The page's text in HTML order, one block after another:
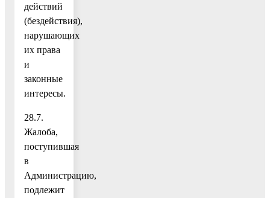
действий
(бездействия),
нарушающих
их права
и
законные
интересы.
28.7.
Жалоба,
поступившая
в
Администрацию,
подлежит